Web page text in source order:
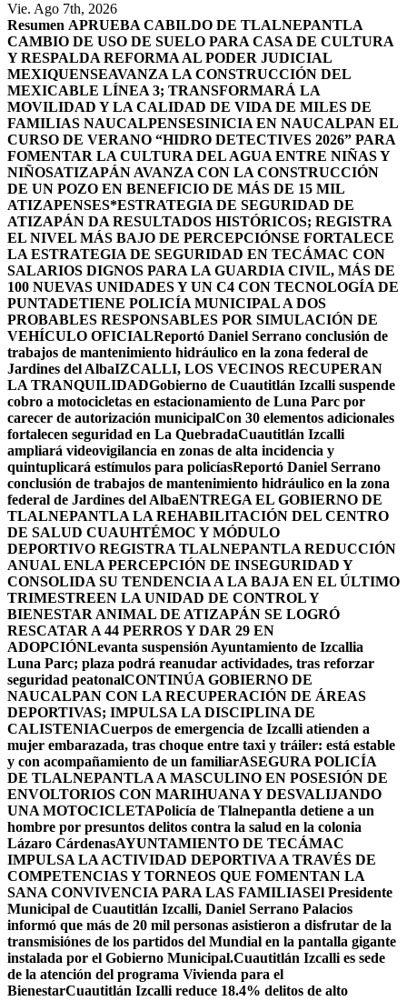
Vie. Ago 7th, 2026
Resumen APRUEBA CABILDO DE TLALNEPANTLA
CAMBIO DE USO DE SUELO PARA CASA DE CULTURA
Y RESPALDA REFORMA AL PODER JUDICIAL
MEXIQUENSEAVANZA LA CONSTRUCCIÓN DEL
MEXICABLE LÍNEA 3; TRANSFORMARÁ LA
MOVILIDAD Y LA CALIDAD DE VIDA DE MILES DE
FAMILIAS NAUCALPENSESINICIA EN NAUCALPAN EL
CURSO DE VERANO “HIDRO DETECTIVES 2026” PARA
FOMENTAR LA CULTURA DEL AGUA ENTRE NIÑAS Y
NIÑOSATIZAPÁN AVANZA CON LA CONSTRUCCIÓN
DE UN POZO EN BENEFICIO DE MÁS DE 15 MIL
ATIZAPENSES*ESTRATEGIA DE SEGURIDAD DE
ATIZAPÁN DA RESULTADOS HISTÓRICOS; REGISTRA
EL NIVEL MÁS BAJO DE PERCEPCIÓNSE FORTALECE
LA ESTRATEGIA DE SEGURIDAD EN TECÁMAC CON
SALARIOS DIGNOS PARA LA GUARDIA CIVIL, MÁS DE
100 NUEVAS UNIDADES Y UN C4 CON TECNOLOGÍA DE
PUNTADETIENE POLICÍA MUNICIPAL A DOS
PROBABLES RESPONSABLES POR SIMULACIÓN DE
VEHÍCULO OFICIALReportó Daniel Serrano conclusión de
trabajos de mantenimiento hidráulico en la zona federal de
Jardines del AlbaIZCALLI, LOS VECINOS RECUPERAN
LA TRANQUILIDADGobierno de Cuautitlán Izcalli suspende
cobro a motocicletas en estacionamiento de Luna Parc por
carecer de autorización municipalCon 30 elementos adicionales
fortalecen seguridad en La QuebradaCuautitlán Izcalli
ampliará videovigilancia en zonas de alta incidencia y
quintuplicará estímulos para policíasReportó Daniel Serrano
conclusión de trabajos de mantenimiento hidráulico en la zona
federal de Jardines del AlbaENTREGA EL GOBIERNO DE
TLALNEPANTLA LA REHABILITACIÓN DEL CENTRO
DE SALUD CUAUHTÉMOC Y MÓDULO
DEPORTIVO REGISTRA TLALNEPANTLA REDUCCIÓN
ANUAL ENLA PERCEPCIÓN DE INSEGURIDAD Y
CONSOLIDA SU TENDENCIA A LA BAJA EN EL ÚLTIMO
TRIMESTREEN LA UNIDAD DE CONTROL Y
BIENESTAR ANIMAL DE ATIZAPÁN SE LOGRÓ
RESCATAR A 44 PERROS Y DAR 29 EN
ADOPCIÓNLevanta suspensión Ayuntamiento de Izcallia
Luna Parc; plaza podrá reanudar actividades, tras reforzar
seguridad peatonalCONTINÚA GOBIERNO DE
NAUCALPAN CON LA RECUPERACIÓN DE ÁREAS
DEPORTIVAS; IMPULSA LA DISCIPLINA DE
CALISTENIACuerpos de emergencia de Izcalli atienden a
mujer embarazada, tras choque entre taxi y tráiler: está estable
y con acompañamiento de un familiarASEGURA POLICÍA
DE TLALNEPANTLA A MASCULINO EN POSESIÓN DE
ENVOLTORIOS CON MARIHUANA Y DESVALIJANDO
UNA MOTOCICLETAPolicía de Tlalnepantla detiene a un
hombre por presuntos delitos contra la salud en la colonia
Lázaro CárdenasAYUNTAMIENTO DE TECÁMAC
IMPULSA LA ACTIVIDAD DEPORTIVA A TRAVÉS DE
COMPETENCIAS Y TORNEOS QUE FOMENTAN LA
SANA CONVIVENCIA PARA LAS FAMILIASEl Presidente
Municipal de Cuautitlán Izcalli, Daniel Serrano Palacios
informó que más de 20 mil personas asistieron a disfrutar de la
transmisiónes de los partidos del Mundial en la pantalla gigante
instalada por el Gobierno Municipal.Cuautitlán Izcalli es sede
de la atención del programa Vivienda para el
BienestarCuautitlán Izcalli reduce 18.4% delitos de alto